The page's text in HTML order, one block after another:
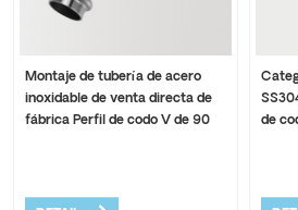
Montaje de tubería de acero
inoxidable de venta directa de
fábrica Perfil de codo V de 90
de